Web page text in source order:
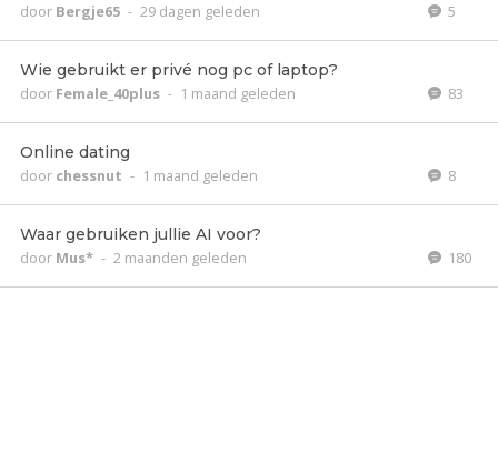
door Bergje65 - 29 dagen geleden 5
Wie gebruikt er privé nog pc of laptop?
door Female_40plus - 1 maand geleden 83
Online dating
door chessnut - 1 maand geleden 8
Waar gebruiken jullie AI voor?
door Mus* - 2 maanden geleden 180